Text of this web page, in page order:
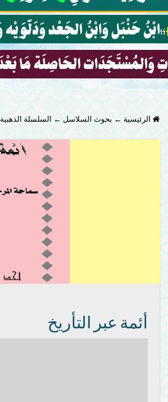
الرئيسية ← بحوث السلاسل ← السلسلة الذهبية
أئمة عبر التأريخ